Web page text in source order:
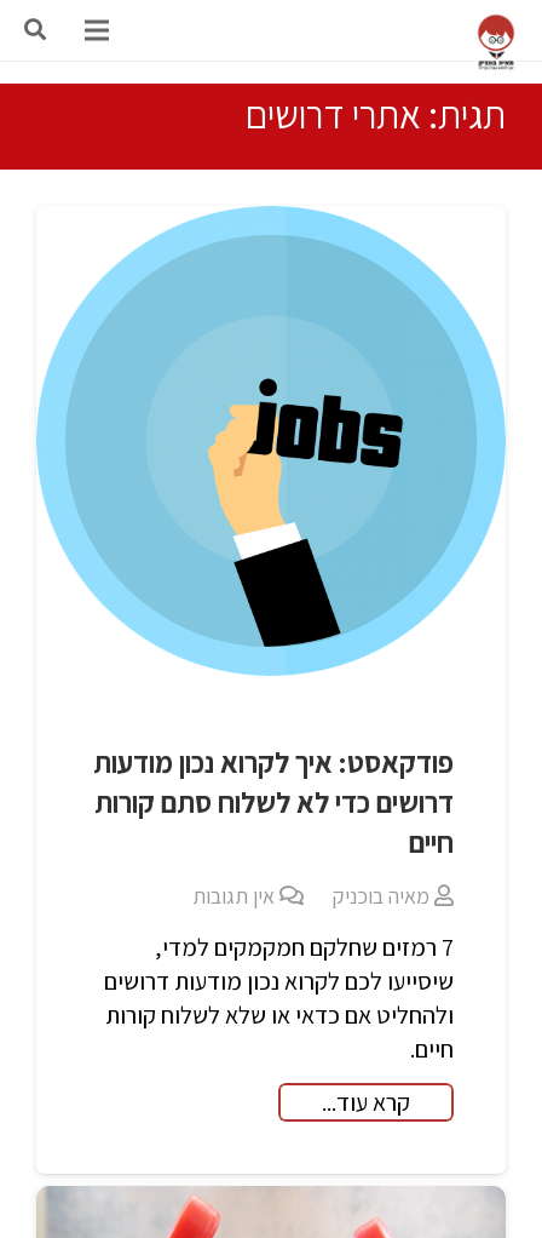
תגית: אתרי דרושים
פודקאסט: איך לקרוא נכון מודעות
דרושים כדי לא לשלוח סתם קורות
חיים
מאיה בוכניק אין תגובות
7 רמזים שחלקם חמקמקים למדי,
שיסייעו לכם לקרוא נכון מודעות דרושים
ולהחליט אם כדאי או שלא לשלוח קורות
חיים.
קרא עוד...